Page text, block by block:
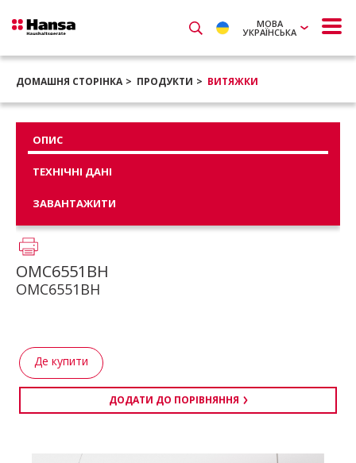
МОВА
УКРАЇНСЬКА
ДОМАШНЯ СТОРІНКА ПРОДУКТИ ВИТЯЖКИ
ОПИС
ТЕХНІЧНІ ДАНІ
ЗАВАНТАЖИТИ
OMC6551BH
OMC6551BH
Де купити
ДОДАТИ ДО ПОРІВНЯННЯ